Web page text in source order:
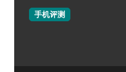
手机评测